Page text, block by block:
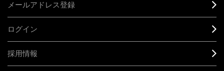
メールアドレス登録
ログイン
採用情報